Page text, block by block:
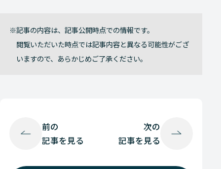
記事の内容は、記事公開時点での情報です。
閲覧いただいた時点では記事内容と異なる可能性がござ
いますので、あらかじめご了承ください。
前の
記事を見る
次の
記事を見る